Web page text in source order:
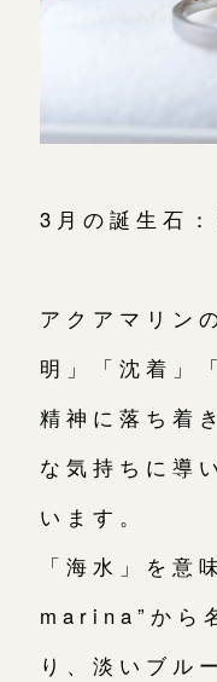
3月の誕生石
アクアマリン
明」「沈着」
精神に落ち着
な気持ちに導
います。
「海水」を意
marina”から
り、淡いブル